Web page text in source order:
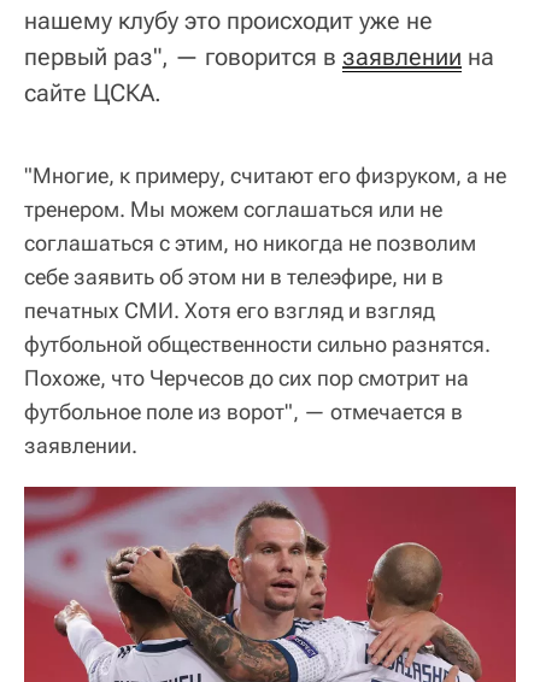
нашему клубу это происходит уже не
первый раз", — говорится в заявлении на
сайте ЦСКА.
"Многие, к примеру, считают его физруком, а не
тренером. Мы можем соглашаться или не
соглашаться с этим, но никогда не позволим
себе заявить об этом ни в телеэфире, ни в
печатных СМИ. Хотя его взгляд и взгляд
футбольной общественности сильно разнятся.
Похоже, что Черчесов до сих пор смотрит на
футбольное поле из ворот", — отмечается в
заявлении.